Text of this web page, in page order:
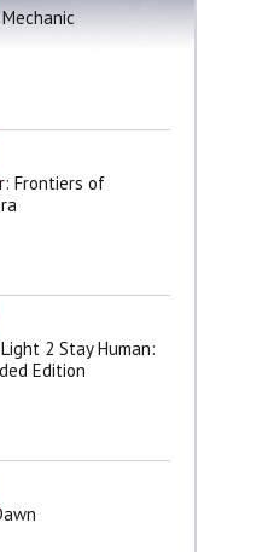
Frontiers of
2 Stay Human:
Edition